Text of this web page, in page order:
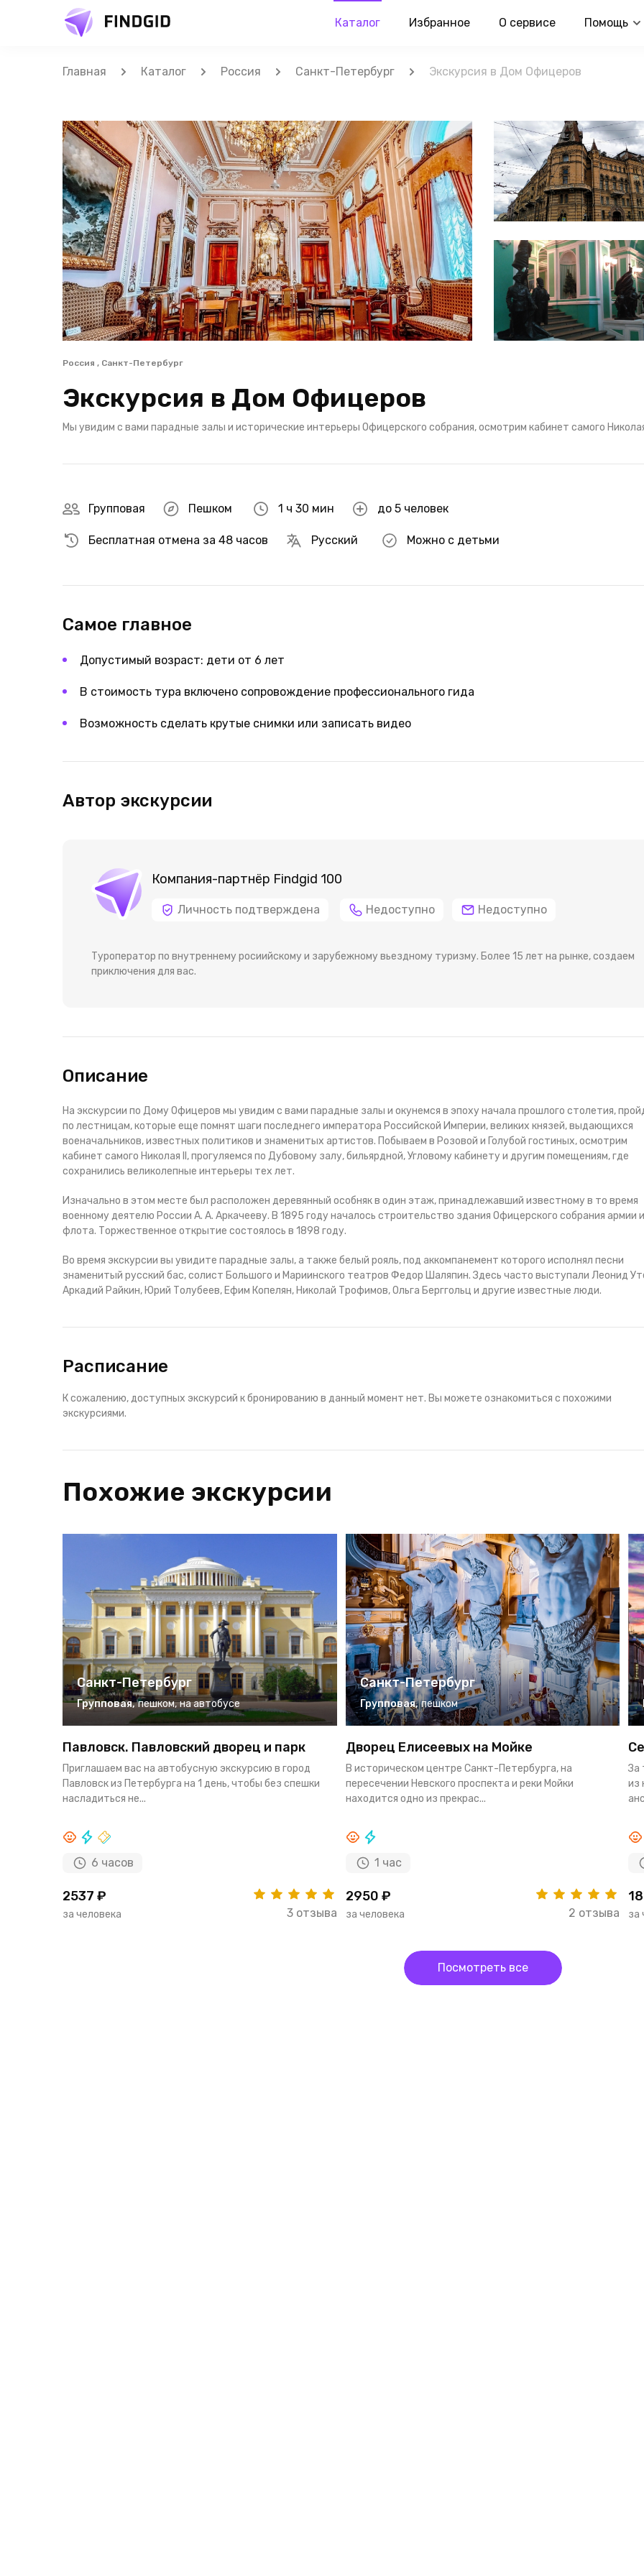
Каталог Избранное О сервисе Помощь
Главная Каталог Россия Санкт-Петербург Экскурсия в Дом Офицеров
Россия , Санкт-Петербург
Экскурсия в Дом Офицеров
Мы увидим с вами парадные залы и исторические интерьеры Офицерского собрания, осмотрим кабинет самого
Групповая Пешком 1 ч 30 мин до 5 человек
Бесплатная отмена за 48 часов Русский Можно с детьми
Самое главное
Допустимый возраст: дети от 6 лет
В стоимость тура включено сопровождение профессионального гида
Возможность сделать крутые снимки или записать видео
Автор экскурсии
Компания-партнёр Findgid 100
Личность подтверждена Недоступно Недоступно
Туроператор по внутреннему росиийскому и зарубежному вьездному туризму. Более 15 лет на рынке, создаем
приключения для вас.
Описание
На экскурсии по Дому Офицеров мы увидим с вами парадные залы и окунемся в эпоху начала прошлого столетия,
по лестницам, которые еще помнят шаги последнего императора Российской Империи, великих князей, выдающихся
военачальников, известных политиков и знаменитых артистов. Побываем в Розовой и Голубой гостиных, осмотрим
кабинет самого Николая II, прогуляемся по Дубовому залу, бильярдной, Угловому кабинету и другим помещениям, где
сохранились великолепные интерьеры тех лет.
Изначально в этом месте был расположен деревянный особняк в один этаж, принадлежавший известному в то время
военному деятелю России А. А. Аркачееву. В 1895 году началось строительство здания Офицерского собрания армии и
флота. Торжественное открытие состоялось в 1898 году.
Во время экскурсии вы увидите парадные залы, а также белый рояль, под аккомпанемент которого исполнял песни
знаменитый русский бас, солист Большого и Мариинского театров Федор Шаляпин. Здесь часто выступали Леонид
Аркадий Райкин, Юрий Толубеев, Ефим Копелян, Николай Трофимов, Ольга Берггольц и другие известные люди.
Расписание
К сожалению, доступных экскурсий к бронированию в данный момент нет. Вы можете ознакомиться с похожими
экскурсиями.
Похожие экскурсии
Санкт-Петербург
Групповая, пешком, на автобусе
Павловск. Павловский дворец и парк
Приглашаем вас на автобусную экскурсию в город
Павловск из Петербурга на 1 день, чтобы без спешки
насладиться не...
6 часов
2537 ₽
за человека 3 отзыва
Санкт-Петербург
Групповая, пешком
Дворец Елисеевых на Мойке
В историческом центре Санкт-Петербурга, на
пересечении Невского проспекта и реки Мойки
находится одно из прекрас...
1 час
2950 ₽
за человека 2 отзыва
За
из
за
Посмотреть все